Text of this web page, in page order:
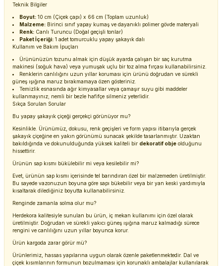
Teknik Bilgiler
Boyut: 10 cm (Çiçek çapı) x 66 cm (Toplam uzunluk)
Malzeme: Birinci sınıf yapay kumaş ve dayanıklı polimer gövde materyali
Renk: Canlı Turuncu (Doğal geçişli tonlar)
Paket İçeriği: 1 adet tomurcuklu yapay şakayık dalı
Kullanım ve Bakım İpuçları
Ürününüzün tozunu almak için düşük ayarda çalışan bir saç kurutma
makinesi (soğuk hava) veya yumuşak uçlu bir toz alma fırçası kullanabilirsiniz.
Renklerin canlılığını uzun yıllar koruması için ürünü doğrudan ve sürekli
güneş ışığına maruz bırakmamaya özen gösteriniz.
Temizlik esnasında ağır kimyasallar veya çamaşır suyu gibi maddeler
kullanmayınız; nemli bir bezle hafifçe silmeniz yeterlidir.
Sıkça Sorulan Sorular
Bu yapay şakayık çiçeği gerçekçi görünüyor mu?
Kesinlikle. Ürünümüz, dokusu, renk geçişleri ve form yapısı itibarıyla gerçek
şakayık çiçeğine en yakın görünümü sunacak şekilde tasarlanmıştır. Uzaktan
bakıldığında ve dokunulduğunda yüksek kaliteli bir dekoratif obje olduğunu
hissettirir.
Ürünün sap kısmı bükülebilir mi veya kesilebilir mi?
Evet, ürünün sap kısmı içerisinde tel barındıran özel bir malzemeden üretilmiştir.
Bu sayede vazonuzun boyuna göre sapı bükebilir veya bir yan keski yardımıyla
kısaltarak dilediğiniz boyutta kullanabilirsiniz.
Renginde zamanla solma olur mu?
Herdekora kalitesiyle sunulan bu ürün, iç mekan kullanımı için özel olarak
üretilmiştir. Doğrudan ve sürekli yakıcı güneş ışığına maruz kalmadığı sürece
rengini ve canlılığını uzun yıllar boyunca korur.
Ürün kargoda zarar görür mü?
Ürünlerimiz, hassas yapılarına uygun olarak özenle paketlenmektedir. Dal ve
çiçek kısımlarının formunun bozulmaması için korunaklı ambalajlar kullanılarak